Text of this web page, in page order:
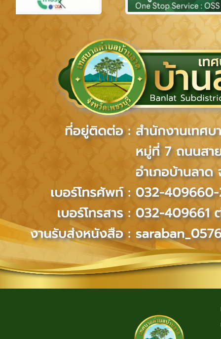
Previous